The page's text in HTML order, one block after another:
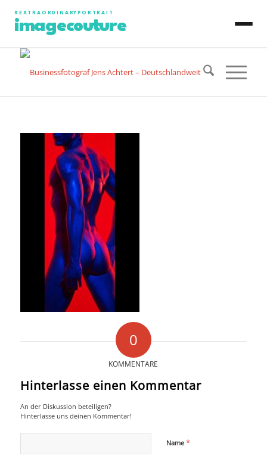
#EXTRAORDINARYPORTRAIT
imagecouture
PHOTO PORTRAIT
VIDEO PORTRAIT
ART PORTRAIT
SPECIAL PROJECT
COLLABORATION
0
KOMMENTARE
Hinterlasse einen Kommentar
An der Diskussion beteiligen?
Hinterlasse uns deinen Kommentar!
Name *